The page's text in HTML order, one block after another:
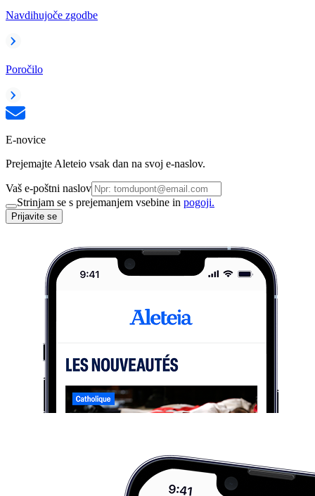
Navdihujoče zgodbe
Poročilo
E-novice
Prejemajte Aleteio vsak dan na svoj e-naslov.
Vaš e-poštni naslov
Strinjam se s prejemanjem vsebine in pogoji.
Prijavite se